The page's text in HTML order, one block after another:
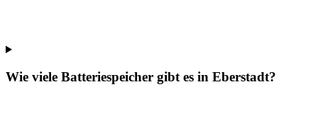
Wie viele Batteriespeicher gibt es in Eberstadt?